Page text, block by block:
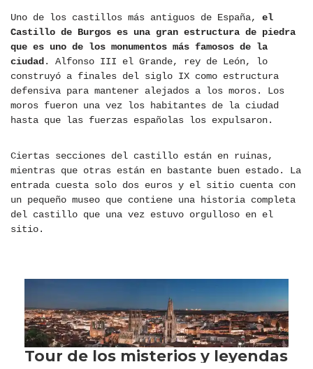
Uno de los castillos más antiguos de España, el
Castillo de Burgos es una gran estructura de piedra
que es uno de los monumentos más famosos de la
ciudad. Alfonso III el Grande, rey de León, lo
construyó a finales del siglo IX como estructura
defensiva para mantener alejados a los moros. Los
moros fueron una vez los habitantes de la ciudad
hasta que las fuerzas españolas los expulsaron.
Ciertas secciones del castillo están en ruinas,
mientras que otras están en bastante buen estado. La
entrada cuesta solo dos euros y el sitio cuenta con
un pequeño museo que contiene una historia completa
del castillo que una vez estuvo orgulloso en el
sitio.